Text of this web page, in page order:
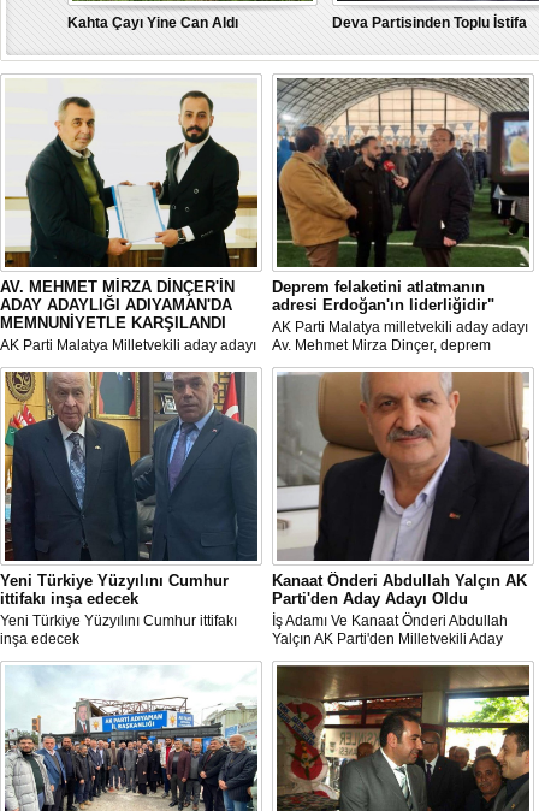
Kahta Çayı Yine Can Aldı Deva Partisinden Toplu İstifa
“Türkiye İçin” tüm gücümüzle
MHP Adıyaman Milletvekili
Belirlendi
"Bu Yanlıştan Biran Önce Vazgeçin"
Akşener, Adıyaman'da Ciddi
Sorunu Var
AV. MEHMET MİRZA DİNÇER'İN
ADAY ADAYLIĞI ADIYAMAN'DA
MEMNUNİYETLE KARŞILANDI
AK Parti Malatya Milletvekili aday adayı
olan Av. Mehmet Mirza Dinçer'in
adaylığı memleketi Adıyaman'da
memnuniyetle karşılandı
Deprem felaketini atlatmanın
adresi Erdoğan'ın liderliğidir"
AK Parti Malatya milletvekili aday adayı
Av. Mehmet Mirza Dinçer, deprem
felaketini atlatmanın çözüm adresi
Erdoğan liderliği olduğunu söyledi.
Yeni Türkiye Yüzyılını Cumhur
ittifakı inşa edecek
Yeni Türkiye Yüzyılını Cumhur ittifakı
inşa edecek
Kanaat Önderi Abdullah Yalçın AK
Parti'den Aday Adayı Oldu
İş Adamı Ve Kanaat Önderi Abdullah
Yalçın AK Parti'den Milletvekili Aday
Adayı Oldu